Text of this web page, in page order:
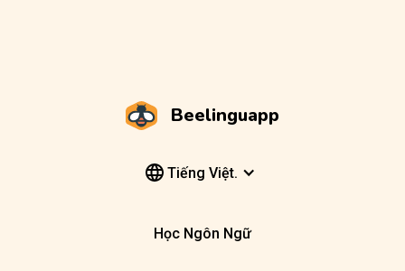
Beelinguapp
Tiếng Việt.
Học Ngôn Ngữ